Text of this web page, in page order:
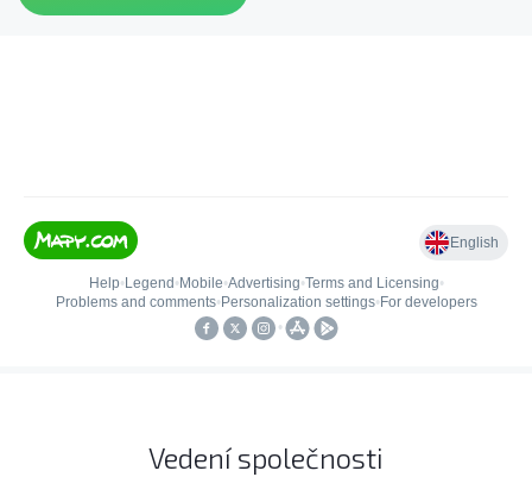
Vedení společnosti